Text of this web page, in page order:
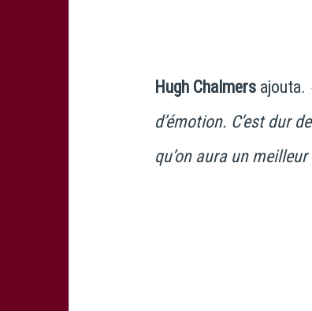
Hugh Chalmers ajouta.
d’émotion. C’est dur
qu’on aura un